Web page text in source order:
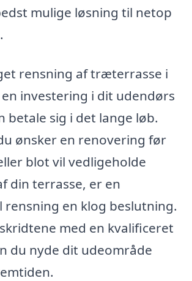
mulige løsning til netop
rensning af træterrasse i
investering i dit udendørs
betale sig i det lange løb.
ønsker en renovering før
blot vil vedligeholde
din terrasse, er en
rensning en klog beslutning.
med en kvalificeret
du nyde dit udeområde